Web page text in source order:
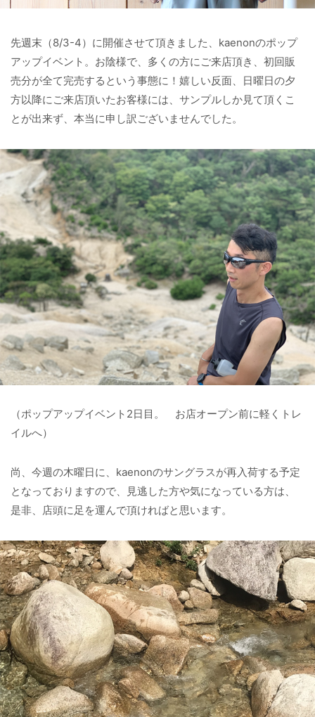
先週末（8/3-4）に開催させて頂きました、kaenonのポップ
アップイベント。お陰様で、多くの方にご来店頂き、初回販
売分が全て完売するという事態に！嬉しい反面、日曜日の夕
方以降にご来店頂いたお客様には、サンプルしか見て頂くこ
とが出来ず、本当に申し訳ございませんでした。
（ポップアップイベント2日目。 お店オープン前に軽くトレ
イルへ）
尚、今週の木曜日に、kaenonのサングラスが再入荷する予定
となっておりますので、見逃した方や気になっている方は、
是非、店頭に足を運んで頂ければと思います。